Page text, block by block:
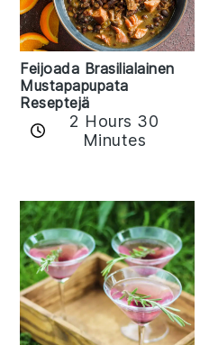
Feijoada Brasilialainen
Mustapapupata
Reseptejä
2 Hours 30
Minutes